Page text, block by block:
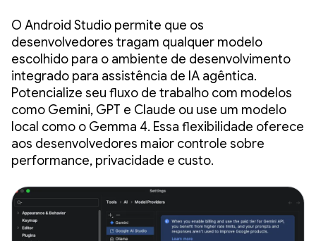
O Android Studio permite que os
desenvolvedores tragam qualquer modelo
escolhido para o ambiente de desenvolvimento
integrado para assistência de IA agêntica.
Potencialize seu fluxo de trabalho com modelos
como Gemini, GPT e Claude ou use um modelo
local como o Gemma 4. Essa flexibilidade oferece
aos desenvolvedores maior controle sobre
performance, privacidade e custo.